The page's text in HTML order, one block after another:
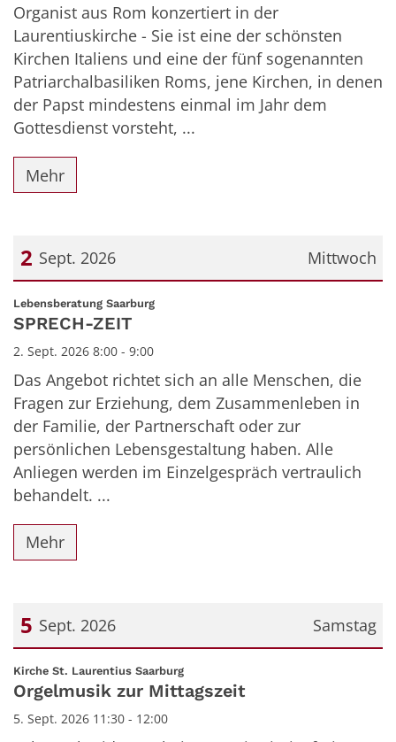
Organist aus Rom konzertiert in der
Laurentiuskirche - Sie ist eine der schönsten
Kirchen Italiens und eine der fünf sogenannten
Patriarchalbasiliken Roms, jene Kirchen, in denen
der Papst mindestens einmal im Jahr dem
Gottesdienst vorsteht, ...
Mehr
Mittwoch
2 Sept. 2026
Datum: 2. September 2026
Lebensberatung Saarburg:
SPRECH-ZEIT
2. Sept. 2026 8:00 - 9:00
Das Angebot richtet sich an alle Menschen, die
Fragen zur Erziehung, dem Zusammenleben in
der Familie, der Partnerschaft oder zur
persönlichen Lebensgestaltung haben. Alle
Anliegen werden im Einzelgespräch vertraulich
behandelt. ...
Mehr
Samstag
5 Sept. 2026
Datum: 5. September 2026
Kirche St. Laurentius Saarburg:
Orgelmusik zur Mittagszeit
5. Sept. 2026 11:30 - 12:00